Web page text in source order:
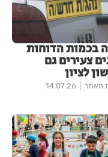
בכמות הדוחות
צעירים גם
לציון
האתר 14.07.26